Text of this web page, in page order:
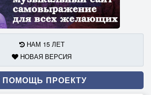
НАМ 15 ЛЕТ
НОВАЯ ВЕРСИЯ
ПОМОЩЬ ПРОЕКТУ